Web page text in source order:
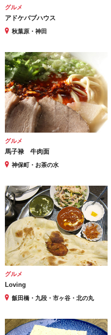
グルメ
アドケバブハウス
秋葉原・神田
グルメ
馬子禄 牛肉面
神保町・お茶の水
グルメ
Loving
飯田橋・九段・市ヶ谷・北の丸